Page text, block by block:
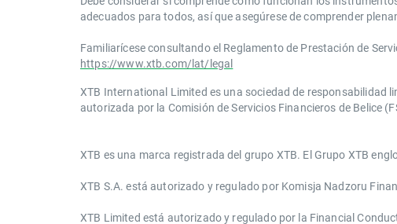
adecuados para todos, así que asegúrese de comprender
Familiarícese consultando el Reglamento de Prestación de
https://www.xtb.com/lat/legal
XTB International Limited es una sociedad de
autorizada por la Comisión de Servicios Financieros de Belice
​​XTB es una marca registrada del grupo XTB. El Grupo XTB
XTB S.A.​ está autorizado y regulado por Komisja Nadzoru
XTB Limited ​está autorizado y regulado por la ​Financial